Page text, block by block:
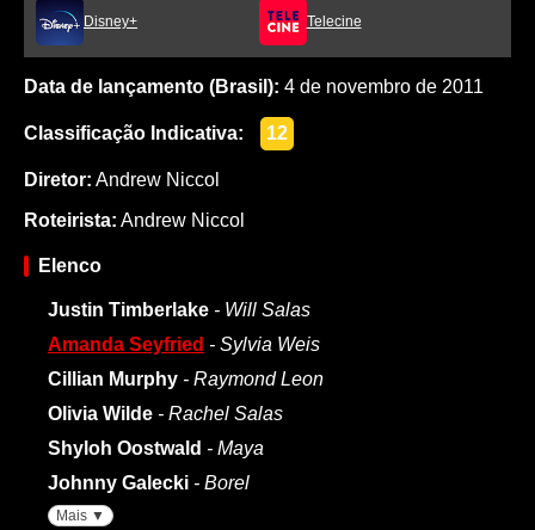
Disney+ Telecine
Data de lançamento (Brasil): 4 de novembro de 2011
Classificação Indicativa: 12
Diretor: Andrew Niccol
Roteirista: Andrew Niccol
Elenco
Justin Timberlake - Will Salas
Amanda Seyfried - Sylvia Weis
Cillian Murphy - Raymond Leon
Olivia Wilde - Rachel Salas
Shyloh Oostwald - Maya
Johnny Galecki - Borel
Mais ▼